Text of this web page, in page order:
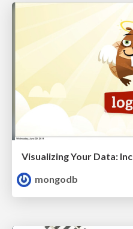
mongodb